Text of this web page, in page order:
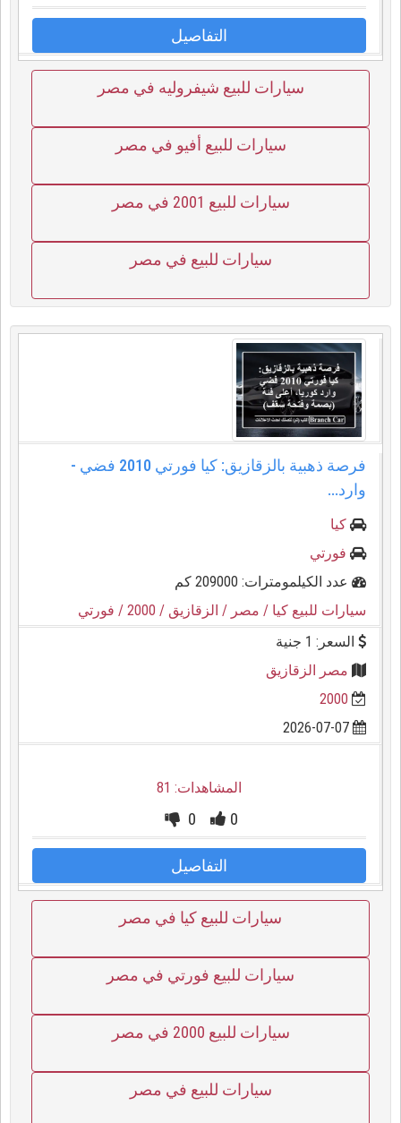
التفاصيل
سيارات للبيع شيفروليه في مصر
سيارات للبيع أفيو في مصر
سيارات للبيع 2001 في مصر
سيارات للبيع في مصر
فرصة ذهبية بالزقازيق: كيا فورتي 2010 فضي -
وارد...
كيا
فورتي
عدد الكيلمومترات: 209000 كم
سيارات للبيع كيا / مصر / الزقازيق / 2000
/ فورتي
السعر: 1 جنية
مصر الزقازيق
2000
المشاهدات: 81
0
0
التفاصيل
سيارات للبيع كيا في مصر
سيارات للبيع فورتي في مصر
سيارات للبيع 2000 في مصر
سيارات للبيع في مصر